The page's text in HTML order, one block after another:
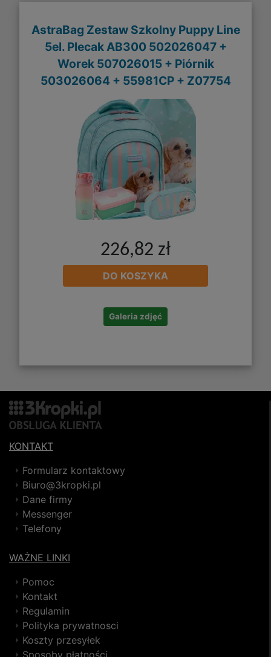
AstraBag Zestaw Szkolny Puppy Line
5el. Plecak AB300 502026047 +
Worek 507026015 + Piórnik
503026064 + 55981CP + Z07754
226,82 zł
DO KOSZYKA
Galeria zdjęć
KONTAKT
Formularz kontaktowy
Biuro@3kropki.pl
Dane firmy
Messenger
Telefony
WAŻNE LINKI
Pomoc
Kontakt
Regulamin
Polityka prywatnosci
Koszty przesyłek